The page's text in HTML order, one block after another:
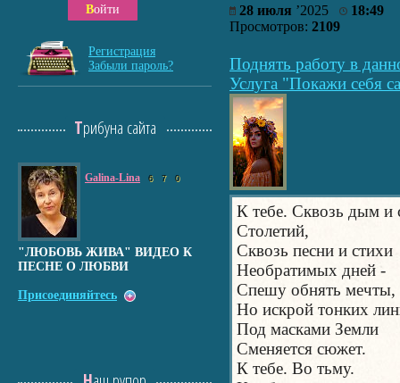
28 июля ’2025
18:49
Просмотров: 2109
Поднять работу в
Услуга "Покажи себя
К тебе. Сквозь дым и
Столетий,
Сквозь песни и стихи
Необратимых дней -
Спешу обнять мечты,
Но искрой тонких
Под масками Земли
Сменяется сюжет.
К тебе. Во тьму.
Войти
Регистрация
Забыли пароль?
Трибуна сайта
Galina-Lina 6 7 0
"ЛЮБОВЬ ЖИВА" ВИДЕО К
ПЕСНЕ О ЛЮБВИ
Присоединяйтесь